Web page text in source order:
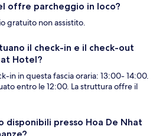
offre parcheggio in loco?
gratuito non assistito.
il check-in e il check-out
Hotel?
in in questa fascia oraria: 13:00- 14:00.
entro le 12:00. La struttura offre il
disponibili presso Hoa De Nhat